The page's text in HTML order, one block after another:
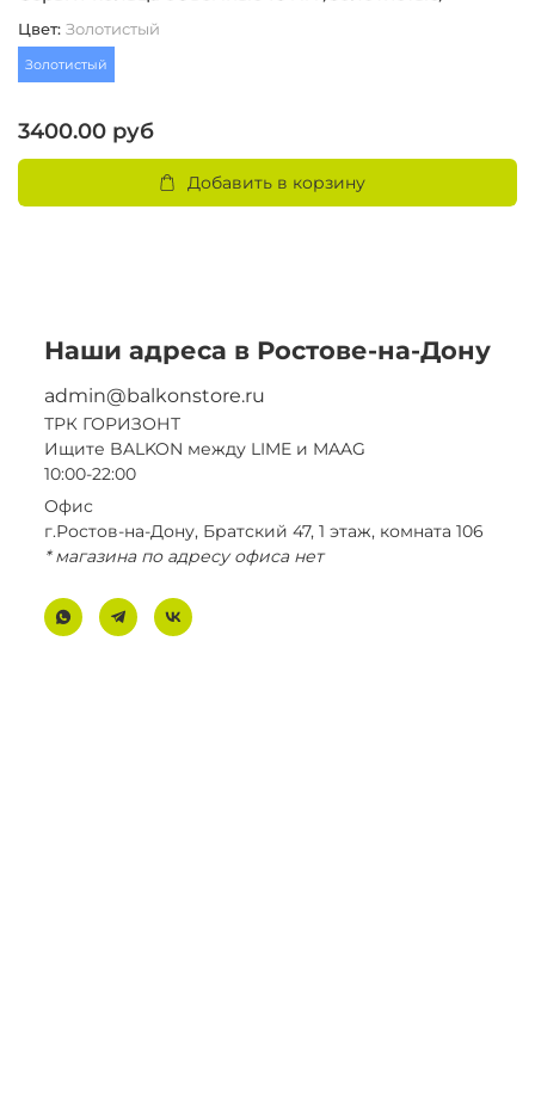
Цвет: Золотистый
Золотистый
3400.00 руб
Добавить в корзину
Наши адреса в Ростове-на-Дону
admin@balkonstore.ru
ТРК ГОРИЗОНТ
Ищите BALKON между LIME и MAAG
10:00-22:00
Офис
г.Ростов-на-Дону, Братский 47, 1 этаж, комната 106
* магазина по адресу офиса нет